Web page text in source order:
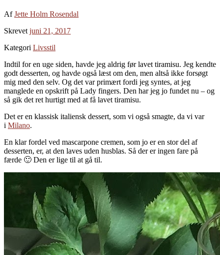
AfJette Holm Rosendal
Skrevet juni 21, 2017
Kategori Livsstil
Indtil for en uge siden, havde jeg aldrig før lavet tiramisu. Jeg kendte
godt desserten, og havde også læst om den, men altså ikke forsøgt
mig med den selv. Og det var primært fordi jeg syntes, at jeg
manglede en opskrift på Lady fingers. Den har jeg jo fundet nu – og
så gik det ret hurtigt med at få lavet tiramisu.
Det er en klassisk italiensk dessert, som vi også smagte, da vi var
i Milano.
En klar fordel ved mascarpone cremen, som jo er en stor del af
desserten, er, at den laves uden husblas. Så der er ingen fare på
færde 🙂 Den er lige til at gå til.